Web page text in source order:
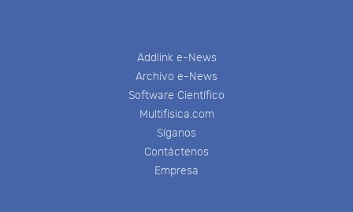
Addlink e-News
Archivo e-News
Software Científico
Multifisica.com
Síganos
Contáctenos
Empresa